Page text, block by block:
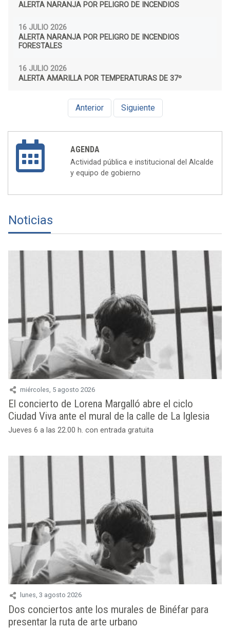
ALERTA NARANJA POR PELIGRO DE INCENDIOS
16 JULIO 2026
ALERTA NARANJA POR PELIGRO DE INCENDIOS
FORESTALES
16 JULIO 2026
ALERTA AMARILLA POR TEMPERATURAS DE 37º
Anterior Siguiente
AGENDA
Actividad pública e institucional del Alcalde
y equipo de gobierno
Noticias
miércoles, 5 agosto 2026
El concierto de Lorena Margalló abre el ciclo
Ciudad Viva ante el mural de la calle de La Iglesia
Jueves 6 a las 22.00 h. con entrada gratuita
lunes, 3 agosto 2026
Dos conciertos ante los murales de Binéfar para
presentar la ruta de arte urbano